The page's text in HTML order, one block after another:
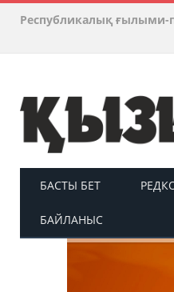
Республикалық ғылыми-
БАСТЫ БЕТ
БАЙЛАНЫС